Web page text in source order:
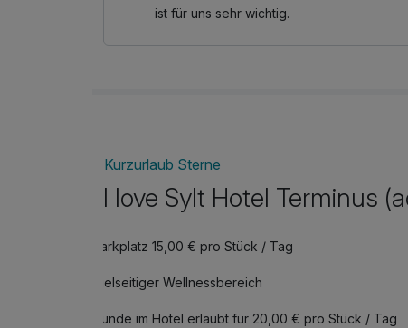
ist für uns sehr wichtig.
Kurzurlaub Sterne
I love Sylt Hotel Terminus
Parkplatz 15,00 € pro Stück / Tag
Vielseitiger Wellnessbereich
Hunde im Hotel erlaubt für 20,00 € pro Stück / Tag